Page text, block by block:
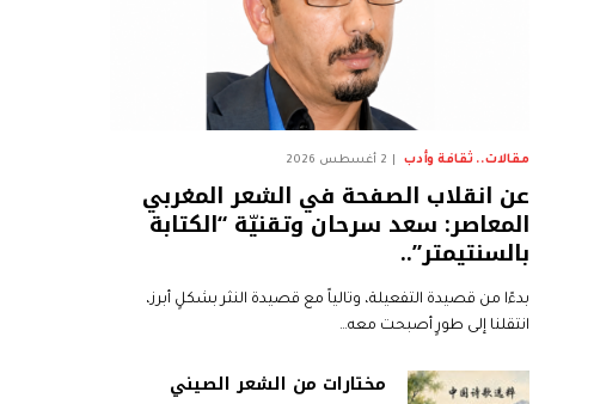
مقالات.. ثقافة وأدب 2 أغسطس 2026
عن انقلاب الصفحة في الشعر المغربي
المعاصر: سعد سرحان وتقنيّة “الكتابة
بالسنتيمتر”..
بدءًا من قصيدة التفعيلة، وتالياً مع قصيدة النثر بشكلٍ أبرز،
انتقلنا إلى طورٍ أصبحت معه…
مختارات من الشعر الصيني